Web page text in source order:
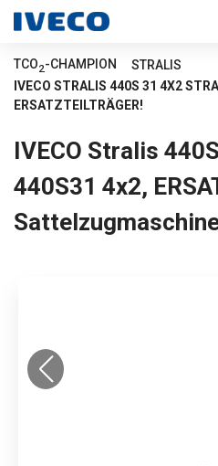
TCO2-CHAMPION
STRALIS
IVECO STRALIS 440S 31 4X2
ERSATZTEILTRÄGER!
IVECO Stralis
440S31 4x2,